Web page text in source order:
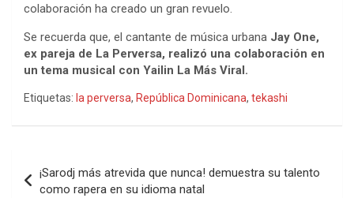
colaboración ha creado un gran revuelo.
Se recuerda que, el cantante de música urbana Jay One,
ex pareja de La Perversa, realizó una colaboración en
un tema musical con Yailin La Más Viral.
Etiquetas: la perversa, República Dominicana, tekashi
de
¡Sarodj más atrevida que nunca! demuestra su talento
como rapera en su idioma natal